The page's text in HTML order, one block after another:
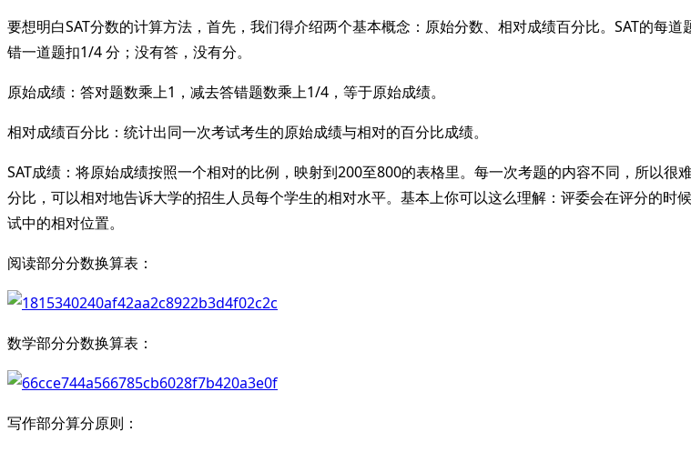
要想明白SAT分数的计算方法，首先，我们得介绍两个基本概念：原始分数、相对成绩百分比。SAT的每
错一道题扣1/4 分；没有答，没有分。
原始成绩：答对题数乘上1，减去答错题数乘上1/4，等于原始成绩。
相对成绩百分比：统计出同一次考试考生的原始成绩与相对的百分比成绩。
SAT成绩：将原始成绩按照一个相对的比例，映射到200至800的表格里。每一次考题的内容不同，所以
分比，可以相对地告诉大学的招生人员每个学生的相对水平。基本上你可以这么理解：评委会在评分的
试中的相对位置。
阅读部分分数换算表：
数学部分分数换算表：
写作部分算分原则：